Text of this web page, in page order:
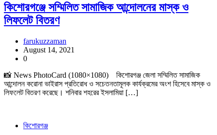
কিশোরগঞ্জে সম্মিলিত সামাজিক আন্দোলনের মাস্ক ও
লিফলেট বিতরণ
farukuzzaman
August 14, 2021
0
📸 News PhotoCard (1080×1080) কিশোরগঞ্জ জেলা সম্মিলিত সামাজিক
আন্দোলন করোনা ভাইরাস প্রতিরোধ ও সচেতনতামূলক কার্যক্রমের অংশ হিসেবে মাস্ক ও
লিফলেট বিতরণ করেছে। শনিবার শহরের ইসলামিয়া […]
কিশোরগঞ্জ